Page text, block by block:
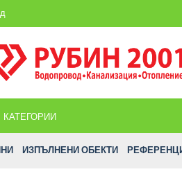
КАТЕГОРИИ
ИЗПЪЛНЕНИ ОБЕКТИ